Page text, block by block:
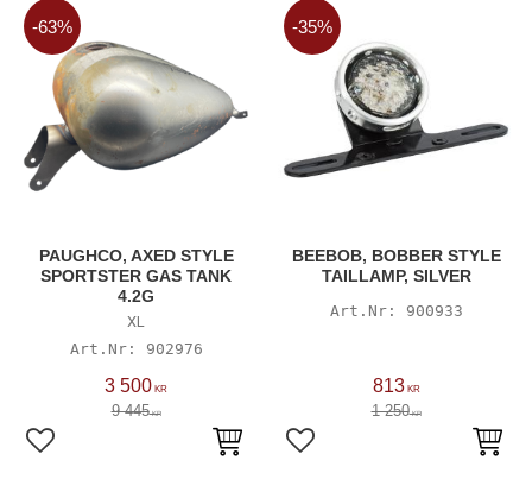
PAUGHCO, AXED STYLE
SPORTSTER GAS TANK
4.2G
XL
902976
3 500 KR
9 445KR
63%
Lägg till i favoriter
BEEBOB, BOBBER STYLE
TAILLAMP, SILVER
900933
813KR
1 250KR
35%
Lägg till i favoriter